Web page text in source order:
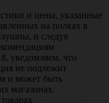
и цены, указанные
на полках в
и следуя
уведомляем, что
не подлежит
и может быть
магазинах.